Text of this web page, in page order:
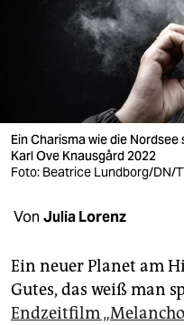
verlag
veranstaltungen
unterstützen
abo
Ein Charisma wie die
Karl Ove Knausgård 2022
Foto: Beatrice Lundborg/DN/
Von Julia Lorenz
Ein neuer Planet am
Gutes, das weiß man
Endzeitfilm